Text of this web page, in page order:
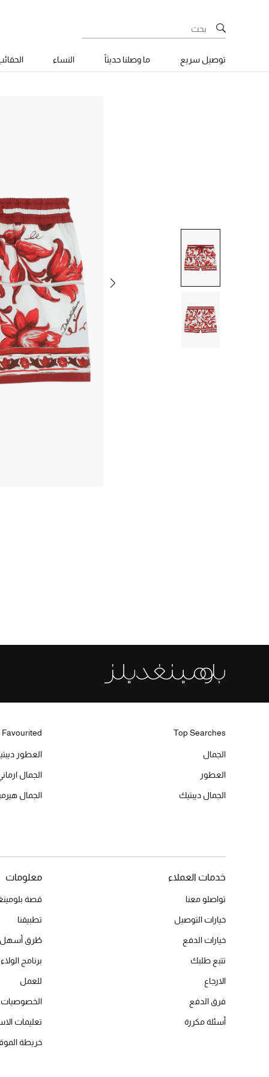
توصيل سريع ما وصلنا حديثاً النساء
Top Searches
الجمال
العطور
الجمال ديبتيك
Favourited
العطور
الجمال
الجمال
خدمات العملاء
تواصلو معنا
خيارات التوصيل
خيارات الدفع
تتبع طلبك
الارجاع
فرق الدفع
أسئلة مكررة
معلومات
قصة
تطبيقنا
طُرق أسهل
برنامج
للعمل
الخصوصيات
تعليمات
خريطة